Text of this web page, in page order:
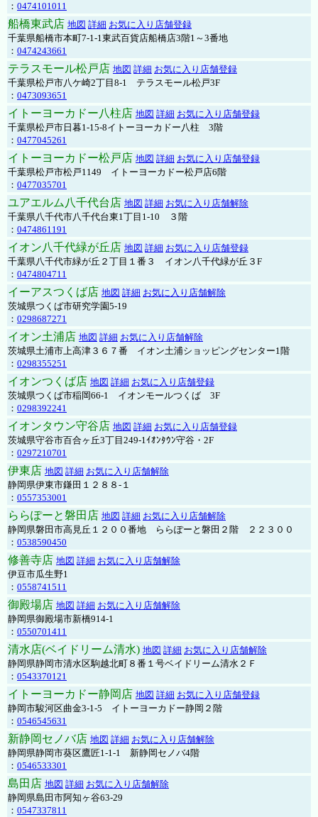
： 0474101011
船橋東武店 地図 詳細 お気に入り店舗登録
千葉県船橋市本町7-1-1東武百貨店船橋店3階1～3番地
： 0474243661
テラスモール松戸店 地図 詳細 お気に入り店舗登録
千葉県松戸市八ケ崎2丁目8-1 テラスモール松戸3F
： 0473093651
イトーヨーカドー八柱店 地図 詳細 お気に入り店舗登録
千葉県松戸市日暮1-15-8イトーヨーカドー八柱 3階
： 0477045261
イトーヨーカドー松戸店 地図 詳細 お気に入り店舗登録
千葉県松戸市松戸1149 イトーヨーカドー松戸店6階
： 0477035701
ユアエルム八千代台店 地図 詳細 お気に入り店舗解除
千葉県八千代市八千代台東1丁目1-10 ３階
： 0474861191
イオン八千代緑が丘店 地図 詳細 お気に入り店舗登録
千葉県八千代市緑が丘２丁目１番３ イオン八千代緑が丘３F
： 0474804711
イーアスつくば店 地図 詳細 お気に入り店舗解除
茨城県つくば市研究学園5-19
： 0298687271
イオン土浦店 地図 詳細 お気に入り店舗解除
茨城県土浦市上高津３６７番 イオン土浦ショッピングセンター1階
： 0298355251
イオンつくば店 地図 詳細 お気に入り店舗登録
茨城県つくば市稲岡66-1 イオンモールつくば 3F
： 0298392241
イオンタウン守谷店 地図 詳細 お気に入り店舗登録
茨城県守谷市百合ヶ丘3丁目249-1ｲｵﾝﾀｳﾝ守谷・2F
： 0297210701
伊東店 地図 詳細 お気に入り店舗解除
静岡県伊東市鎌田１２８８-１
： 0557353001
ららぽーと磐田店 地図 詳細 お気に入り店舗解除
静岡県磐田市高見丘１２００番地 ららぽーと磐田２階 ２２３００
： 0538590450
修善寺店 地図 詳細 お気に入り店舗解除
伊豆市瓜生野1
： 0558741511
御殿場店 地図 詳細 お気に入り店舗解除
静岡県御殿場市新橋914-1
： 0550701411
清水店(ベイドリーム清水) 地図 詳細 お気に入り店舗解除
静岡県静岡市清水区駒越北町８番１号ベイドリーム清水２Ｆ
： 0543370121
イトーヨーカドー静岡店 地図 詳細 お気に入り店舗登録
静岡市駿河区曲金3-1-5 イトーヨーカドー静岡２階
： 0546545631
新静岡セノバ店 地図 詳細 お気に入り店舗解除
静岡県静岡市葵区鷹匠1-1-1 新静岡セノバ4階
： 0546533301
島田店 地図 詳細 お気に入り店舗解除
静岡県島田市阿知ヶ谷63-29
： 0547337811